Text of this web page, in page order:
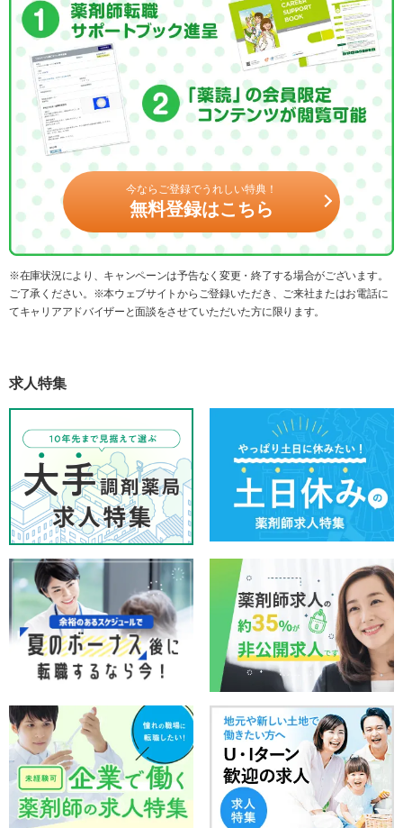
今ならご登録でうれしい特典！
無料登録はこちら
※在庫状況により、キャンペーンは予告なく変更・終了する場合がございます。
ご了承ください。※本ウェブサイトからご登録いただき、ご来社またはお電話に
てキャリアアドバイザーと面談をさせていただいた方に限ります。
求人特集